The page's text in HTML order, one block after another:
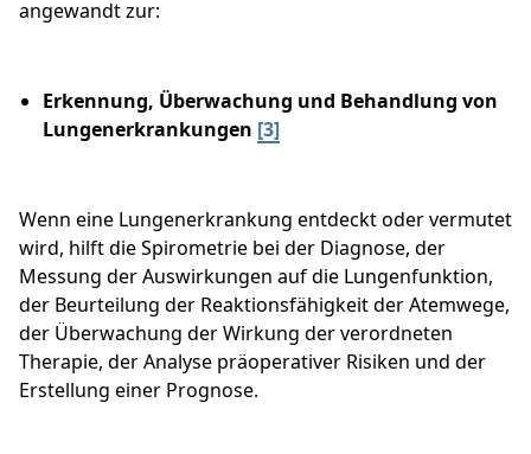
angewandt zur:
Erkennung, Überwachung und Behandlung von
Lungenerkrankungen [3]
Wenn eine Lungenerkrankung entdeckt oder vermutet
wird, hilft die Spirometrie bei der Diagnose, der
Messung der Auswirkungen auf die Lungenfunktion,
der Beurteilung der Reaktionsfähigkeit der Atemwege,
der Überwachung der Wirkung der verordneten
Therapie, der Analyse präoperativer Risiken und der
Erstellung einer Prognose.